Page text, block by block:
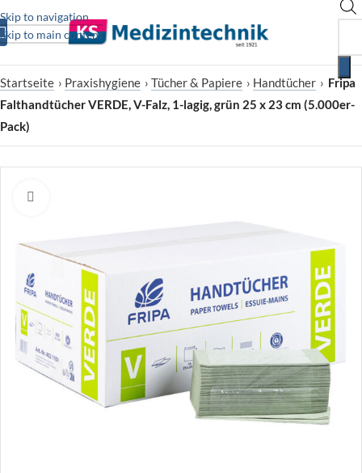
Skip to navigation
Skip to main content
Startseite › Praxishygiene › Tücher & Papiere › Handtücher › Fripa
Falthandtücher VERDE, V-Falz, 1-lagig, grün 25 x 23 cm (5.000er-
Pack)